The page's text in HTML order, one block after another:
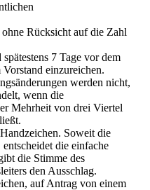
Rücksicht auf die Zahl
7 Tage vor dem
einzureichen.
werden nicht,
wenn die
Mehrheit von drei Viertel
Soweit die
die einfache
die Stimme des
den Ausschlag.
auf Antrag von einem